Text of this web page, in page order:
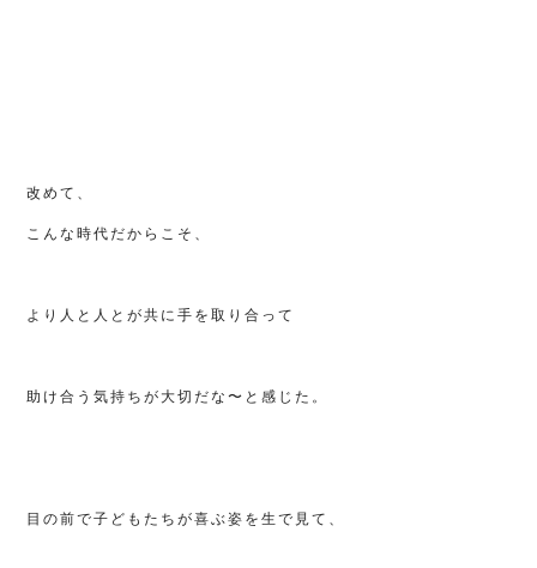
改めて、
こんな時代だからこそ、
より人と人とが共に手を取り合って
助け合う気持ちが大切だな〜と感じた。
目の前で子どもたちが喜ぶ姿を生で見て、